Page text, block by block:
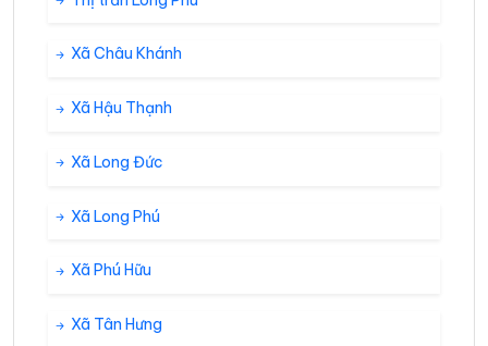
Xã Châu Khánh
Xã Hậu Thạnh
Xã Long Đức
Xã Long Phú
Xã Phú Hữu
Xã Tân Hưng